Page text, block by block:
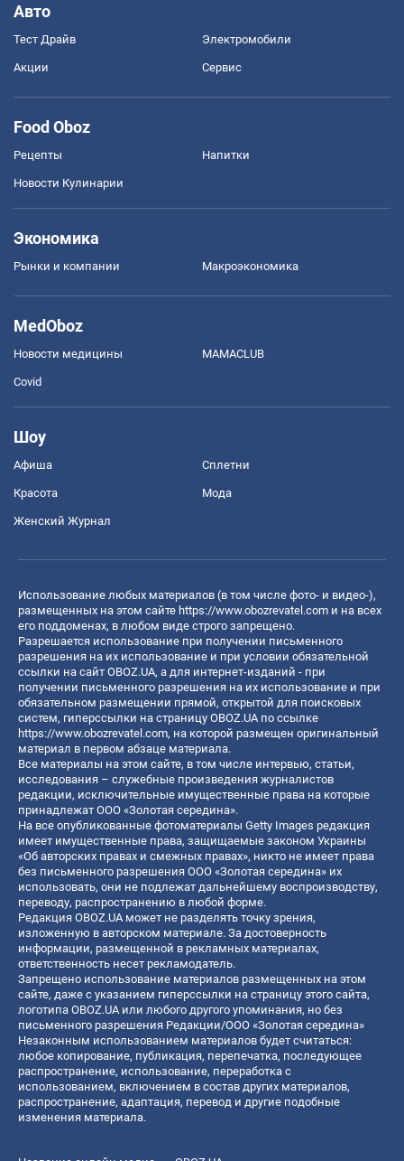
Авто
Тест Драйв Электромобили
Акции Сервис
Food Oboz
Рецепты Напитки
Новости Кулинарии
Экономика
Рынки и компании Mакроэкономика
MedOboz
Новости медицины MAMACLUB
Covid
Шоу
Афиша Сплетни
Красота Мода
Женский Журнал
Использование любых материалов (в том числе фото- и видео-),
размещенных на этом сайте https://www.obozrevatel.com и на всех
его поддоменах, в любом виде строго запрещено.
Разрешается использование при получении письменного
разрешения на их использование и при условии обязательной
ссылки на сайт OBOZ.UA, а для интернет-изданий - при
получении письменного разрешения на их использование и при
обязательном размещении прямой, открытой для поисковых
систем, гиперссылки на страницу OBOZ.UA по ссылке
https://www.obozrevatel.com, на которой размещен оригинальный
материал в первом абзаце материала.
Все материалы на этом сайте, в том числе интервью, статьи,
исследования – служебные произведения журналистов
редакции, исключительные имущественные права на которые
принадлежат ООО «Золотая середина».
На все опубликованные фотоматериалы Getty Images редакция
имеет имущественные права, защищаемые законом Украины
«Об авторских правах и смежных правах», никто не имеет права
без письменного разрешения ООО «Золотая середина» их
использовать, они не подлежат дальнейшему воспроизводству,
переводу, распространению в любой форме.
Редакция OBOZ.UA может не разделять точку зрения,
изложенную в авторском материале. За достоверность
информации, размещенной в рекламных материалах,
ответственность несет рекламодатель.
Запрещено использование материалов размещенных на этом
сайте, даже с указанием гиперссылки на страницу этого сайта,
логотипа OBOZ.UA или любого другого упоминания, но без
письменного разрешения Редакции/ООО «Золотая середина»
Незаконным использованием материалов будет считаться:
любое копирование, публикация, перепечатка, последующее
распространение, использование, переработка с
использованием, включением в состав других материалов,
распространение, адаптация, перевод и другие подобные
изменения материала.